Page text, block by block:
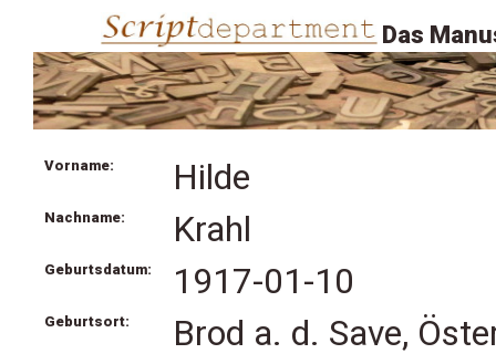
Das
Vorname: Hilde
Nachname: Krahl
Geburtsdatum: 1917-01-10
Geburtsort: Brod a. d. Save,